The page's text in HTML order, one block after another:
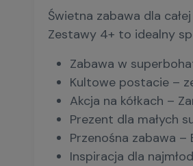
Świetna zabawa dla
Zestawy 4+ to idealny
Zabawa w
Kultowe postacie –
Akcja na kółkach –
Prezent dla małych
Przenośna zabawa
Inspiracja dla